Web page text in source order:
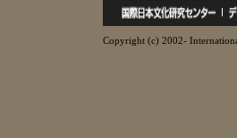
Copyright (c) 2002-